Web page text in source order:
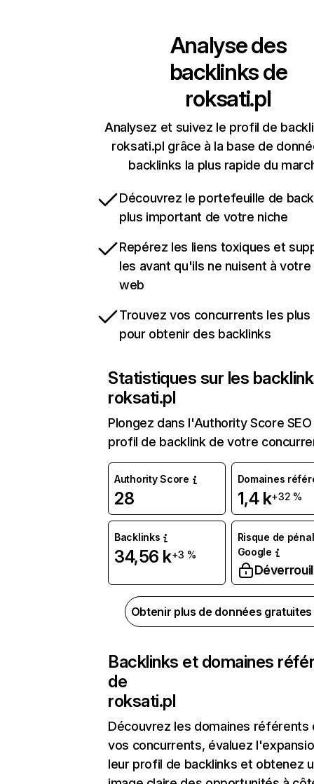
Analyse des
backlinks de
roksati.pl
Analysez et suivez le profil de
roksati.pl grâce à la base de
backlinks la plus rapide du
Découvrez le portefeuille de
plus important de votre niche
Repérez les liens toxiques et
les avant qu'ils ne nuisent à
web
Trouvez vos concurrents les
pour obtenir des backlinks
Statistiques sur les
roksati.pl
Plongez dans l'Authority Score
profil de backlink de votre
Authority Score
28
Domaines
1,4 k+32 %
Backlinks
34,56 k+3 %
Risque de
Google
Obtenir plus de données
Backlinks et domaines
de
roksati.pl
Découvrez les domaines référents
vos concurrents, évaluez
leur profil de backlinks et obtenez